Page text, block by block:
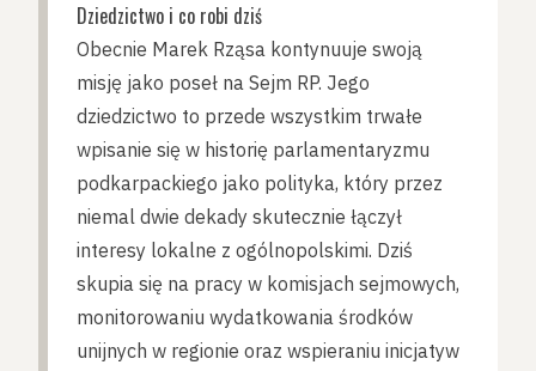
Dziedzictwo i co robi dziś
Obecnie Marek Rząsa kontynuuje swoją
misję jako poseł na Sejm RP. Jego
dziedzictwo to przede wszystkim trwałe
wpisanie się w historię parlamentaryzmu
podkarpackiego jako polityka, który przez
niemal dwie dekady skutecznie łączył
interesy lokalne z ogólnopolskimi. Dziś
skupia się na pracy w komisjach sejmowych,
monitorowaniu wydatkowania środków
unijnych w regionie oraz wspieraniu inicjatyw